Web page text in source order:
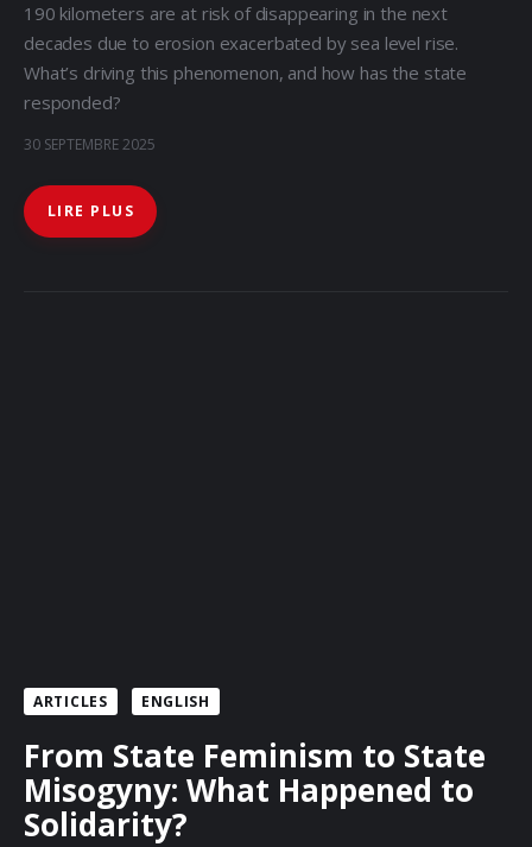
190 kilometers are at risk of disappearing in the next
decades due to erosion exacerbated by sea level rise.
What’s driving this phenomenon, and how has the state
responded?
30 SEPTEMBRE 2025
LIRE PLUS
ARTICLES ENGLISH
From State Feminism to State
Misogyny: What Happened to
Solidarity?